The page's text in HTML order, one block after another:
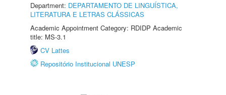
Department: DEPARTAMENTO DE LINGUÍSTICA,
LITERATURA E LETRAS CLÁSSICAS
Academic Appointment Category: RDIDP Academic
title: MS-3.1
CV Lattes
Repositório Institucional UNESP